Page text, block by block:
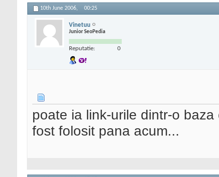
10th June 2006, 00:25
Vinetuu
Junior SeoPedia
Reputatie: 0
poate ia link-urile dintr-o
fost folosit pana acum...